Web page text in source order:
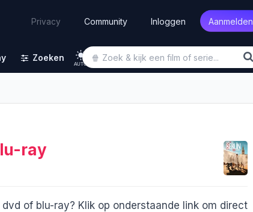
Privacy Community Inloggen Aanmelden
Zoeken
AUTO
ray
dvd of blu-ray? Klik op onderstaande link om direct